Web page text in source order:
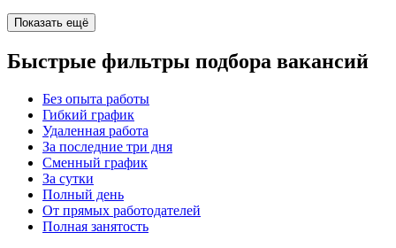
Показать ещё
Быстрые фильтры подбора вакансий
Без опыта работы
Гибкий график
Удаленная работа
За последние три дня
Сменный график
За сутки
Полный день
От прямых работодателей
Полная занятость